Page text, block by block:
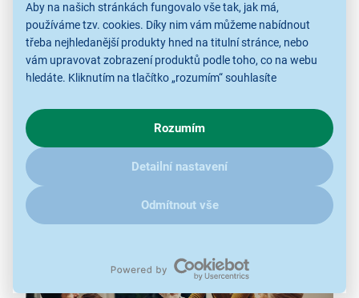
Aby na našich stránkách fungovalo vše tak, jak má,
používáme tzv. cookies. Díky nim vám můžeme nabídnout
třeba nejhledanější produkty hned na titulní stránce, nebo
vám upravovat zobrazení produktů podle toho, co na webu
hledáte. Kliknutím na tlačítko „rozumím“ souhlasíte
chování na webu pro zobrazení cílených reklam. Pokud vás
zajímají detaily, jak u nás s cookies a dalšími údaji pracujeme,
kliknětesem.
Rozumím
Detailní nastavení
Odmítnout vše
energetická třída A
4 vysoce účinné hořáky
objem trouby 72 l
8 funkcí
parní čištění SteamShine
bezpečnostní pojistka plamene